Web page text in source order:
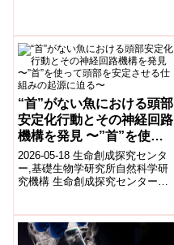
“首”がない魚における頭部
安定化行動とその神経回路
機構を発見 〜”首”を使っ
て頭部を安定させる仕組み
の起源に迫る〜
2026-05-18 生命創成探究センタ
ー,基礎生物学研究所自然科学研
究機構 生命創成探究センターと
部...